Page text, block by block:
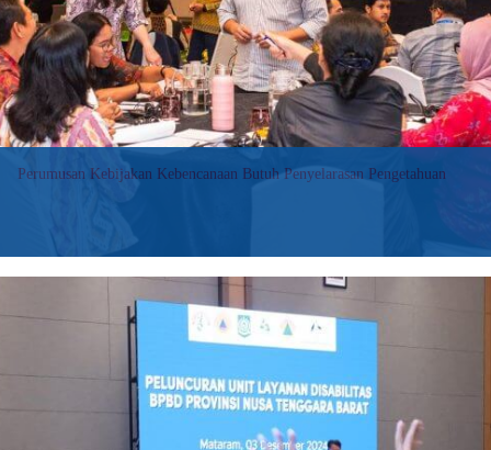
Perumusan Kebijakan Kebencanaan Butuh Penyelarasan Pengetahuan
Dalam pidatonya di sesi pembukaan, Catherine Meehan
mengatakan bahwa pertukaran pengetahuan adalah kunci inovasi
dan pembelajaran bersama untuk mendukung pengurangan risiko
bencana (PRB) yang efektif. Hal itulah yang dilakukan Pemerintah
Australia saat berkolaborasi dengan negara lain, termasuk
Indonesia, dalam program penanggulangan bencana.
Baca selengkapnya>> :